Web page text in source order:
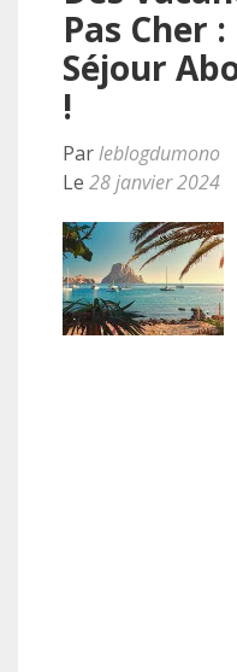
Pas Cher
Séjour
!
Parleblogdumono
Le 28 janvier 2024